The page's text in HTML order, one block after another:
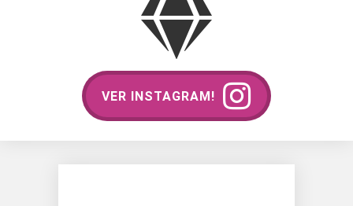
VER INSTAGRAM!